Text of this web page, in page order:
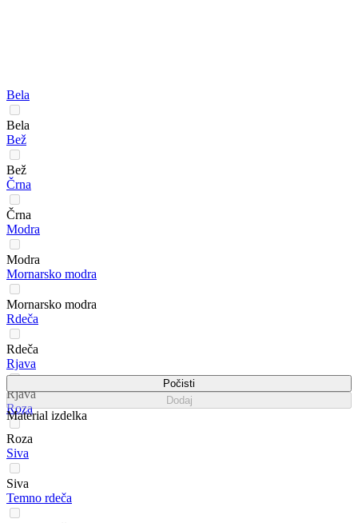
Bela
Bela
Bež
Bež
Črna
Črna
Modra
Modra
Mornarsko modra
Mornarsko modra
Rdeča
Rdeča
Rjava
Rjava
Roza
Roza
Siva
Siva
Temno rdeča
Počisti
Dodaj
Material izdelka